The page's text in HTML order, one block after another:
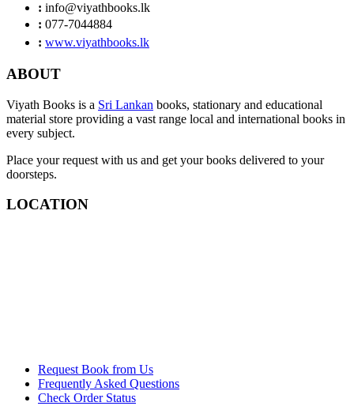
: info@viyathbooks.lk
: 077-7044884
: www.viyathbooks.lk
ABOUT
Viyath Books is a Sri Lankan books, stationary and educational
material store providing a vast range local and international books in
every subject.
Place your request with us and get your books delivered to your
doorsteps.
LOCATION
Request Book from Us
Frequently Asked Questions
Check Order Status